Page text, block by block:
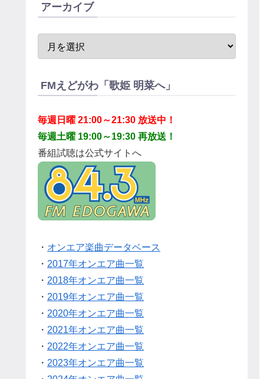
アーカイブ
FMえどがわ「歌姫 明菜へ」
毎週日曜 21:00～21:30 放送中！
毎週土曜 19:00～19:30 再放送！
番組試聴は公式サイトへ
・ オンエア楽曲データベース
・ 2017年オンエア曲一覧
・ 2018年オンエア曲一覧
・ 2019年オンエア曲一覧
・ 2020年オンエア曲一覧
・ 2021年オンエア曲一覧
・ 2022年オンエア曲一覧
・ 2023年オンエア曲一覧